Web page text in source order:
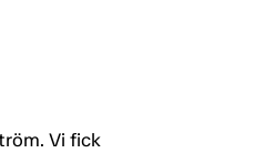
Vi fick